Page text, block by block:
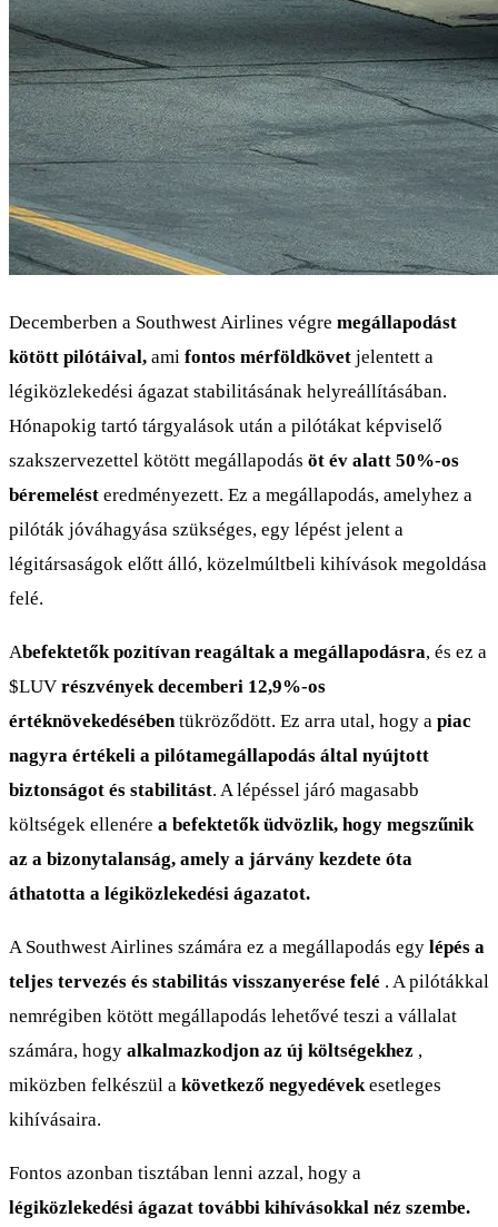
Decemberben a Southwest Airlines végre megállapodást
kötött pilótáival, ami fontos mérföldkövet jelentett a
légiközlekedési ágazat stabilitásának helyreállításában.
Hónapokig tartó tárgyalások után a pilótákat képviselő
szakszervezettel kötött megállapodás öt év alatt 50%-os
béremelést eredményezett. Ez a megállapodás, amelyhez a
pilóták jóváhagyása szükséges, egy lépést jelent a
légitársaságok előtt álló, közelmúltbeli kihívások megoldása
felé.
Abefektetők pozitívan reagáltak a megállapodásra, és ez a
$LUV részvények decemberi 12,9%-os
értéknövekedésébentükröződött. Ez arra utal, hogy a piac
nagyra értékeli a pilótamegállapodás által nyújtott
biztonságot és stabilitást. A lépéssel járó magasabb
költségek ellenére a befektetők üdvözlik, hogy megszűnik
az a bizonytalanság, amely a járvány kezdete óta
áthatotta a légiközlekedési ágazatot.
A Southwest Airlines számára ez a megállapodás egy lépés a
teljes tervezés és stabilitás visszanyerése felé . A pilótákkal
nemrégiben kötött megállapodás lehetővé teszi a vállalat
számára, hogy alkalmazkodjon az új költségekhez ,
miközben felkészül a következő negyedévekesetleges
kihívásaira.
Fontos azonban tisztában lenni azzal, hogy a
légiközlekedési ágazat további kihívásokkal néz szembe.